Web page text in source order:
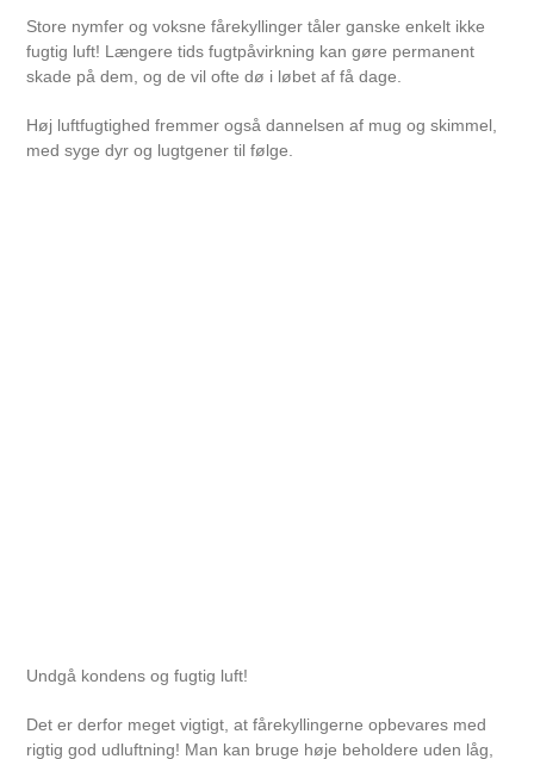
Store nymfer og voksne fårekyllinger tåler ganske enkelt ikke
fugtig luft! Længere tids fugtpåvirkning kan gøre permanent
skade på dem, og de vil ofte dø i løbet af få dage.
Høj luftfugtighed fremmer også dannelsen af mug og skimmel,
med syge dyr og lugtgener til følge.
Undgå kondens og fugtig luft!
Det er derfor meget vigtigt, at fårekyllingerne opbevares med
rigtig god udluftning! Man kan bruge høje beholdere uden låg,